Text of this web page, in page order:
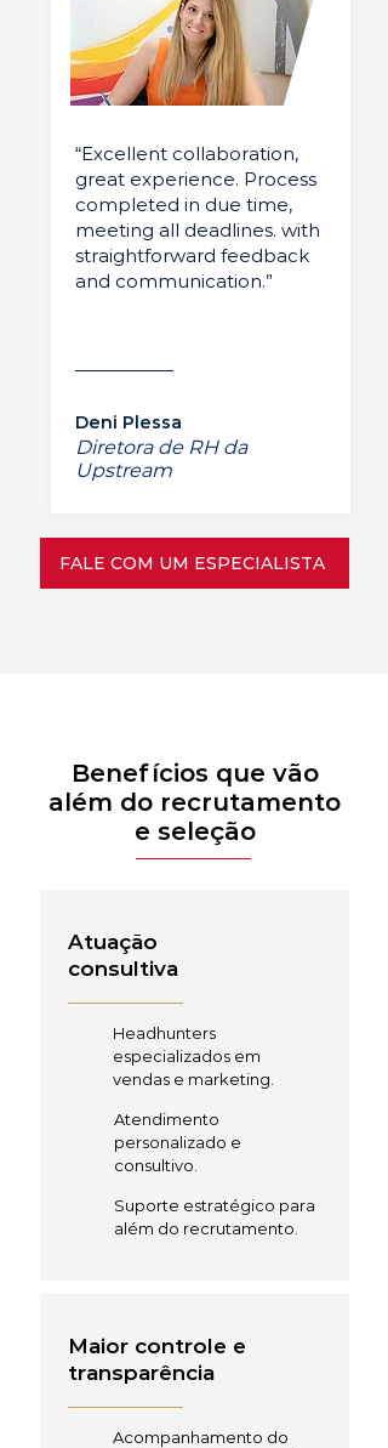
“Excellent collaboration,
great experience. Process
completed in due time,
meeting all deadlines. with
straightforward feedback
and communication.”
Deni Plessa
Diretora de RH da
Upstream
FALE COM UM ESPECIALISTA
Benefícios que vão
além do recrutamento
e seleção
Atuação
consultiva
Headhunters
especializados em
vendas e marketing.
Atendimento
personalizado e
consultivo.
Suporte estratégico para
além do recrutamento.
Maior controle e
transparência
Acompanhamento do